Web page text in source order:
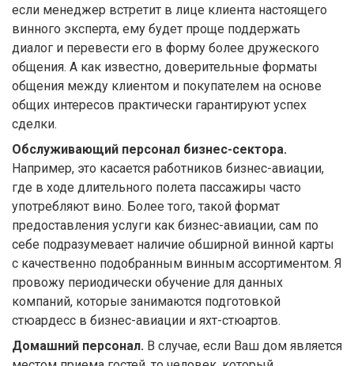
если менеджер встретит в лице клиента настоящего
винного эксперта, ему будет проще поддержать
диалог и перевести его в форму более дружеского
общения. А как известно, доверительные форматы
общения между клиентом и покупателем на основе
общих интересов практически гарантируют успех
сделки.
Обслуживающий персонал бизнес-сектора.
Например, это касается работников бизнес-авиации,
где в ходе длительного полета пассажиры часто
употребляют вино. Более того, такой формат
предоставления услуги как бизнес-авиации, сам по
себе подразумевает наличие обширной винной карты
с качественно подобранным винным ассортиментом. Я
провожу периодически обучение для данных
компаний, которые занимаются подготовкой
стюардесс в бизнес-авиации и яхт-стюартов.
Домашний персонал. В случае, если Ваш дом является